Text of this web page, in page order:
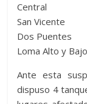
Central
San Vicente
Dos Puentes
Loma Alto y Bajo
Ante esta
dispuso 4